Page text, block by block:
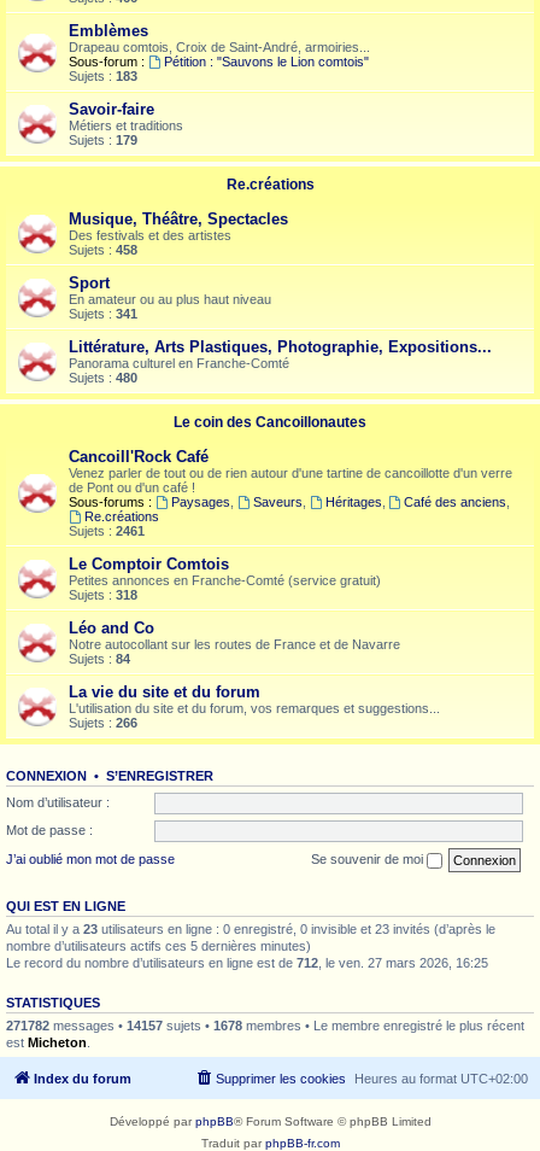
Emblèmes
Drapeau comtois, Croix de Saint-André, armoiries...
Sous-forum :
Pétition : "Sauvons le Lion comtois"
Sujets : 183
Savoir-faire
Métiers et traditions
Sujets : 179
Re.créations
Musique, Théâtre, Spectacles
Des festivals et des artistes
Sujets : 458
Sport
En amateur ou au plus haut niveau
Sujets : 341
Littérature, Arts Plastiques, Photographie, Expositions...
Panorama culturel en Franche-Comté
Sujets : 480
Le coin des Cancoillonautes
Cancoill'Rock Café
Venez parler de tout ou de rien autour d'une tartine de cancoillotte d'un verre
de Pont ou d'un café !
Sous-forums :
Paysages Saveurs Héritages Café des anciens
Re.créations
Sujets : 2461
Le Comptoir Comtois
Petites annonces en Franche-Comté (service gratuit)
Sujets : 318
Léo and Co
Notre autocollant sur les routes de France et de Navarre
Sujets : 84
La vie du site et du forum
L'utilisation du site et du forum, vos remarques et suggestions...
Sujets : 266
CONNEXION • S’ENREGISTRER
Nom d’utilisateur :
Mot de passe :
J’ai oublié mon mot de passe
Se souvenir de moi
QUI EST EN LIGNE
Au total il y a 23 utilisateurs en ligne : 0 enregistré, 0 invisible et 23 invités (d’après le
nombre d’utilisateurs actifs ces 5 dernières minutes)
Le record du nombre d’utilisateurs en ligne est de 712 , le ven. 27 mars 2026, 16:25
STATISTIQUES
271782 messages • 14157 sujets • 1678 membres • Le membre enregistré le plus récent
est Micheton
Index du forum Heures au format UTC+02:00
Supprimer les cookies
Développé parphpBB® Forum Software © phpBB Limited
Traduit parphpBB-fr.com